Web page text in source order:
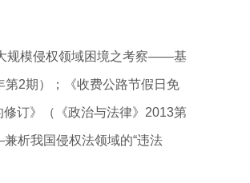
规模侵权领域困境之考察——基
2期）；《收费公路节假日免
订》（《政治与法律》2013第
析我国侵权法领域的“违法